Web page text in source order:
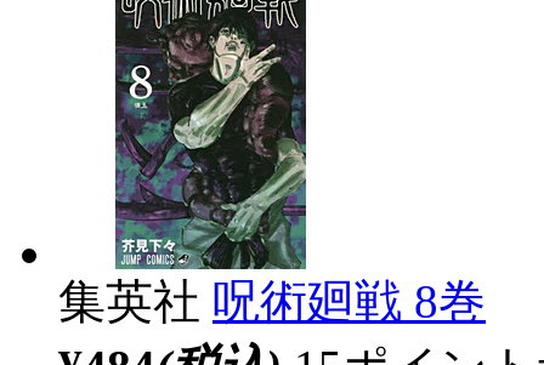
集英社 呪術廻戦 8巻